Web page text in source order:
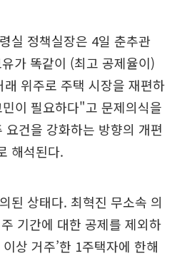
실 정책실장은 4일 춘추관
가 똑같이 (최고 공제율이)
위주로 주택 시장을 재편하
이 필요하다"고 문제의식을
건을 강화하는 방향의 개편
해석된다.
된 상태다. 최혁진 무소속 의
기간에 대한 공제를 제외하
상 거주’한 1주택자에 한해